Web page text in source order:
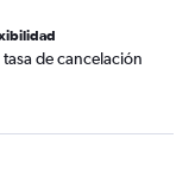
tasa de cancelación